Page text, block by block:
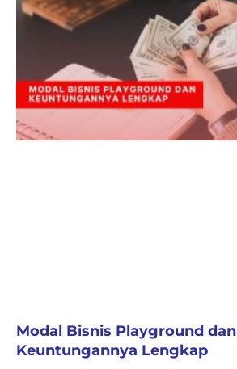
Modal Bisnis Playground dan
Keuntungannya Lengkap